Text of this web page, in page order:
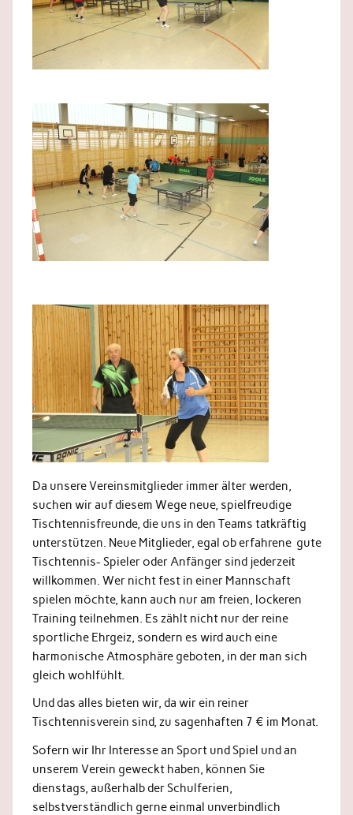
Da unsere Vereinsmitglieder immer älter werden,
suchen wir auf diesem Wege neue, spielfreudige
Tischtennisfreunde, die uns in den Teams tatkräftig
unterstützen. Neue Mitglieder, egal ob erfahrene gute
Tischtennis- Spieler oder Anfänger sind jederzeit
willkommen. Wer nicht fest in einer Mannschaft
spielen möchte, kann auch nur am freien, lockeren
Training teilnehmen. Es zählt nicht nur der reine
sportliche Ehrgeiz, sondern es wird auch eine
harmonische Atmosphäre geboten, in der man sich
gleich wohlfühlt.
Und das alles bieten wir, da wir ein reiner
Tischtennisverein sind, zu sagenhaften 7 € im Monat.
Sofern wir Ihr Interesse an Sport und Spiel und an
unserem Verein geweckt haben, können Sie
dienstags, außerhalb der Schulferien,
selbstverständlich gerne einmal unverbindlich